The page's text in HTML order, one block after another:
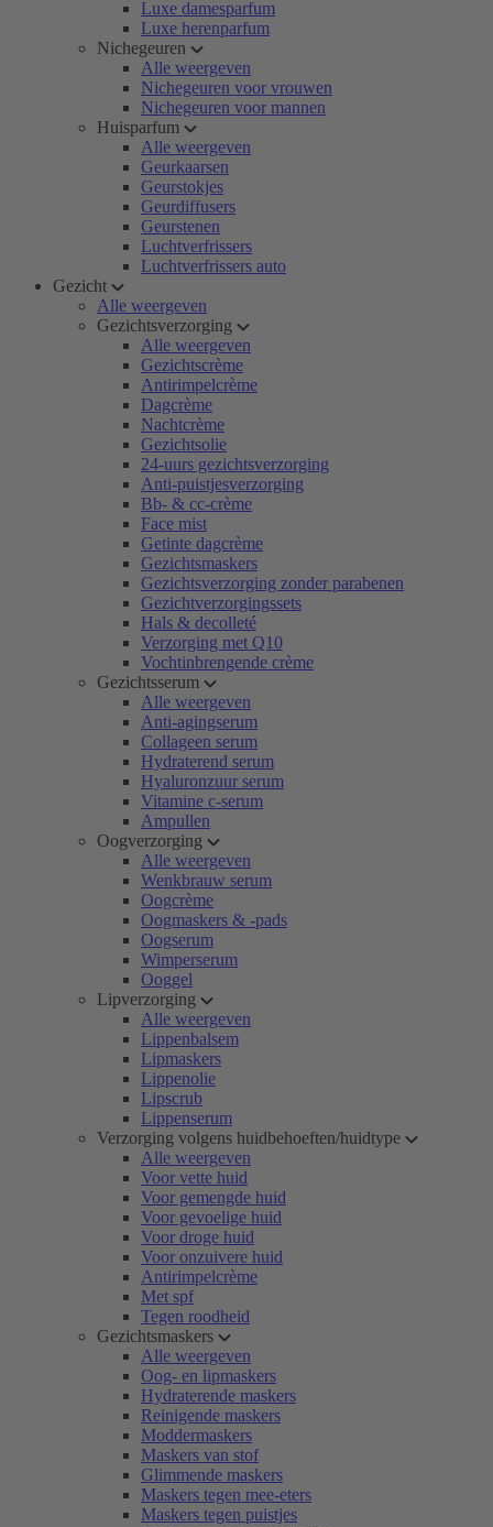
Luxe damesparfum
Luxe herenparfum
Nichegeuren
Alle weergeven
Nichegeuren voor vrouwen
Nichegeuren voor mannen
Huisparfum
Alle weergeven
Geurkaarsen
Geurstokjes
Geurdiffusers
Geurstenen
Luchtverfrissers
Luchtverfrissers auto
Gezicht
Alle weergeven
Gezichtsverzorging
Alle weergeven
Gezichtscrème
Antirimpelcrème
Dagcrème
Nachtcrème
Gezichtsolie
24-uurs gezichtsverzorging
Anti-puistjesverzorging
Bb- & cc-crème
Face mist
Getinte dagcrème
Gezichtsmaskers
Gezichtsverzorging zonder parabenen
Gezichtverzorgingssets
Hals & decolleté
Verzorging met Q10
Vochtinbrengende crème
Gezichtsserum
Alle weergeven
Anti-agingserum
Collageen serum
Hydraterend serum
Hyaluronzuur serum
Vitamine c-serum
Ampullen
Oogverzorging
Alle weergeven
Wenkbrauw serum
Oogcrème
Oogmaskers & -pads
Oogserum
Wimperserum
Ooggel
Lipverzorging
Alle weergeven
Lippenbalsem
Lipmaskers
Lippenolie
Lipscrub
Lippenserum
Verzorging volgens huidbehoeften/huidtype
Alle weergeven
Voor vette huid
Voor gemengde huid
Voor gevoelige huid
Voor droge huid
Voor onzuivere huid
Antirimpelcrème
Met spf
Tegen roodheid
Gezichtsmaskers
Alle weergeven
Oog- en lipmaskers
Hydraterende maskers
Reinigende maskers
Moddermaskers
Maskers van stof
Glimmende maskers
Maskers tegen mee-eters
Maskers tegen puistjes